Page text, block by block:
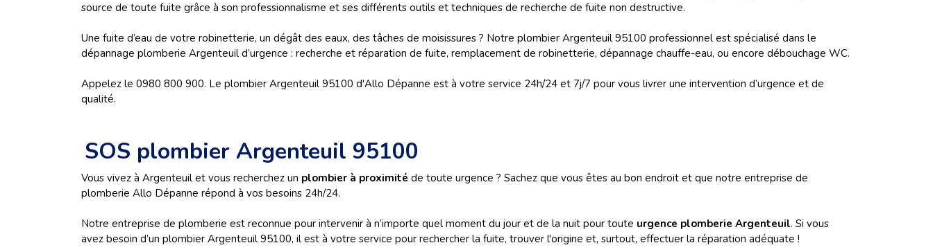
source de toute fuite grâce à son professionnalisme et ses différents outils et techniques de recherche de fuite non destructive.
Une fuite d’eau de votre robinetterie, un dégât des eaux, des tâches de moisissures ? Notre plombier Argenteuil 95100 professionnel est spécialisé dans le
dépannage plomberie Argenteuil d’urgence : recherche et réparation de fuite, remplacement de robinetterie, dépannage chauffe-eau, ou encore débouchage WC.
Appelez le 0980 800 900. Le plombier Argenteuil 95100 d'Allo Dépanne est à votre service 24h/24 et 7j/7 pour vous livrer une intervention d’urgence et de
qualité.
SOS plombier Argenteuil 95100
Vous vivez à Argenteuil et vous recherchez un plombier à proximité de toute urgence ? Sachez que vous êtes au bon endroit et que notre entreprise de
plomberie Allo Dépanne répond à vos besoins 24h/24.
Notre entreprise de plomberie est reconnue pour intervenir à n’importe quel moment du jour et de la nuit pour toute urgence plomberie Argenteuil. Si vous
avez besoin d’un plombier Argenteuil 95100, il est à votre service pour rechercher la fuite, trouver l'origine et, surtout, effectuer la réparation adéquate !